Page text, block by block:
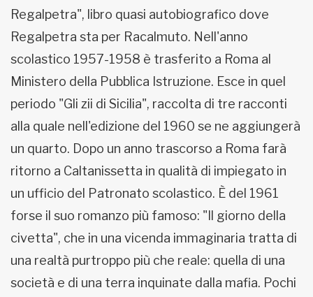
Regalpetra", libro quasi autobiografico dove
Regalpetra sta per Racalmuto. Nell'anno
scolastico 1957-1958 è trasferito a Roma al
Ministero della Pubblica Istruzione. Esce in quel
periodo "Gli zii di Sicilia", raccolta di tre racconti
alla quale nell'edizione del 1960 se ne aggiungerà
un quarto. Dopo un anno trascorso a Roma farà
ritorno a Caltanissetta in qualità di impiegato in
un ufficio del Patronato scolastico. È del 1961
forse il suo romanzo più famoso: "Il giorno della
civetta", che in una vicenda immaginaria tratta di
una realtà purtroppo più che reale: quella di una
società e di una terra inquinate dalla mafia. Pochi